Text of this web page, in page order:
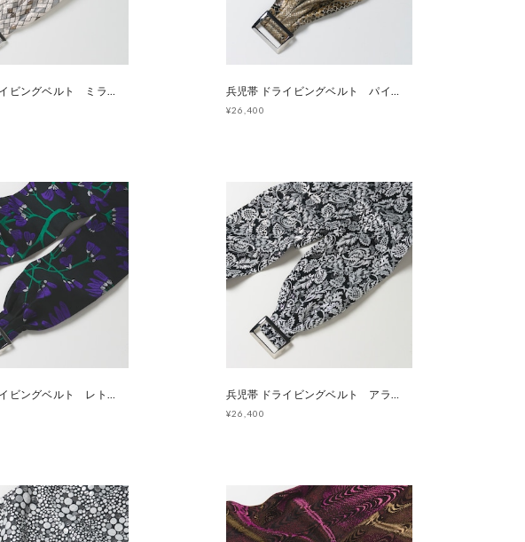
兵児帯 ドライビングベルト ミラージュタイル [E1448 E1457] 兵児帯 ドライビングベルト パイソン ゴールド [E1447 E1462]
¥26,400
兵児帯 ドライビングベルト レトロフラワー [E1445] 兵児帯 ドライビングベルト アラベスク [E1444]
¥26,400